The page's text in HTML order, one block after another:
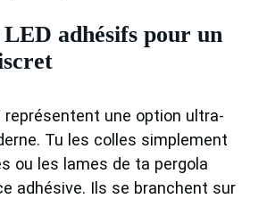
adhésifs pour un
représentent une option ultra-
Tu les colles simplement
ou les lames de ta pergola
adhésive. Ils se branchent sur